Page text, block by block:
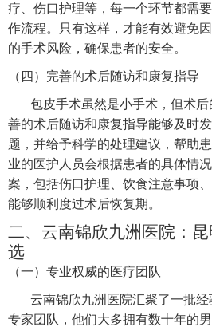
疗、伤口护理等，每一个环节都需
作流程。只有这样，才能有效避免
的手术风险，确保患者的安全。
（四）完善的术后随访和康复指导
包皮手术虽然是小手术，但术
善的术后随访和康复指导能够及时
题，并给予科学的处理建议，帮助
业的医护人员会根据患者的具体情
案，包括伤口护理、饮食注意事项
能够顺利度过术后恢复期。
二、云南锦欣九洲医院：
选
（一）专业权威的医疗团队
云南锦欣九洲医院汇聚了一批
专家团队，他们大多拥有数十年的